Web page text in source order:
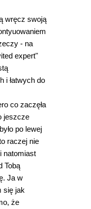
wręcz swoją
- na
expert"
i łatwych do
co zaczęła
jeszcze
po lewej
raczej nie
natomiast
Tobą
Ja w
się jak
że